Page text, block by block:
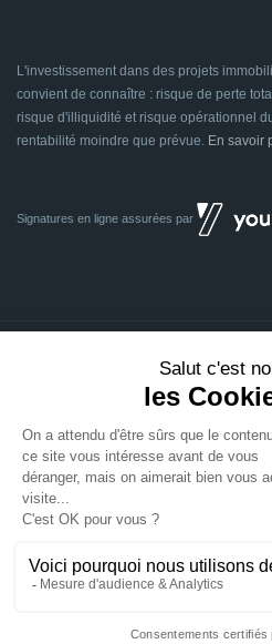
L'investissement dans des projets
convient de connaître : risque de perte
risque d'illiquidité et risque opérationnel
rentabilité moindre que prévue. En savoir
Signatures en ligne assurées par
Tous droits réservés
à Euratechnologies 59000 Lille
Mentions légales CGU CGV
Mettre à jour les préférences des cookies